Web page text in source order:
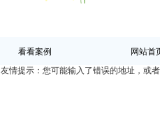
看看案例
网站首
友情提示：您可能输入了错误的地址，或